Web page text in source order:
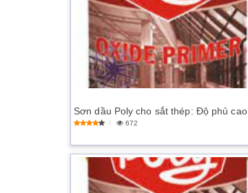
Sơn dầu Poly cho sắt thép: Độ phủ cao
672